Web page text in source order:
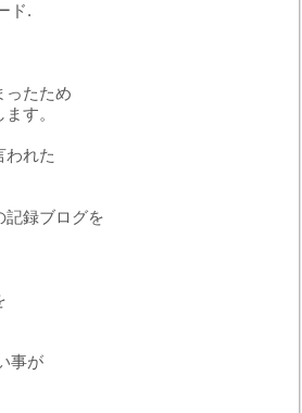
ド.
ったため
す。
われた
記録ブログを
事が